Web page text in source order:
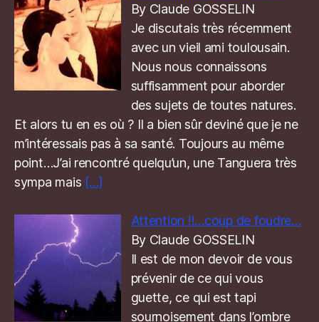
By Claude GOSSELIN
Je discutais très récemment
avec un vieil ami toulousain.
Nous nous connaissons
suffisamment pour aborder
des sujets de toutes natures.
Et alors tu en es où ? Il a bien sûr deviné que je ne
m’intéressais pas à sa santé. Toujours au même
point…J’ai rencontré quelqu’un, une Tanguera très
sympa mais […]
Attention !!…coup de foudre…
By Claude GOSSELIN
Il est de mon devoir de vous
prévenir de ce qui vous
guette, ce qui est tapi
sournoisement dans l’ombre